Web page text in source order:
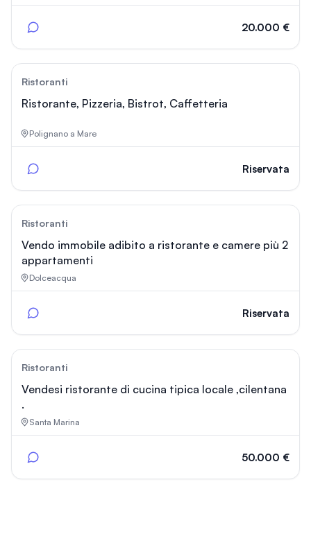
20.000 €
Ristoranti
Ristorante, Pizzeria, Bistrot, Caffetteria
Polignano a Mare
Riservata
Ristoranti
Vendo immobile adibito a ristorante e camere più 2
appartamenti
Dolceacqua
Riservata
Ristoranti
Vendesi ristorante di cucina tipica locale ,cilentana
.
Santa Marina
50.000 €